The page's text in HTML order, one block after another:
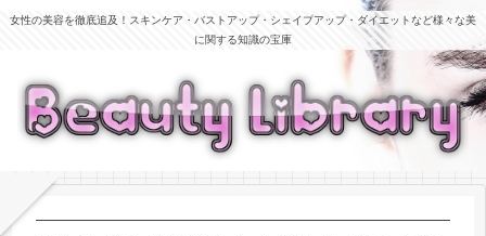
女性の美容を徹底追及！スキンケア・バストアップ・シェイプアップ・ダイエットなど様々な美
に関する知識の宝庫